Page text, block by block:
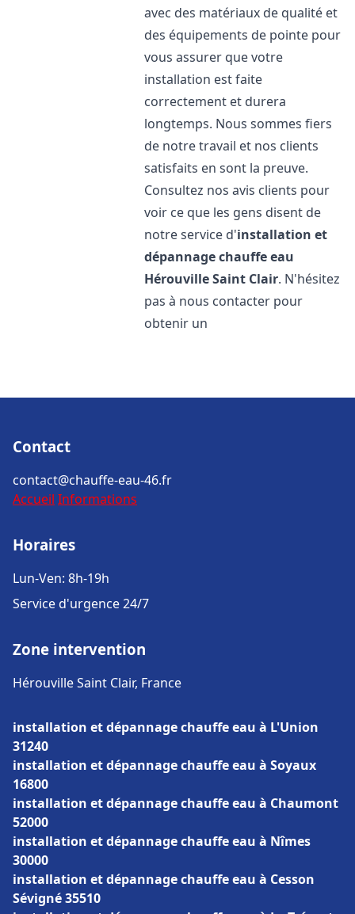
avec des matériaux de qualité et
des équipements de pointe pour
vous assurer que votre
installation est faite
correctement et durera
longtemps. Nous sommes fiers
de notre travail et nos clients
satisfaits en sont la preuve.
Consultez nos avis clients pour
voir ce que les gens disent de
notre service d'installation et
dépannage chauffe eau
Hérouville Saint Clair. N'hésitez
pas à nous contacter pour
obtenir un
Contact
contact@chauffe-eau-46.fr
Accueil Informations
Horaires
Lun-Ven: 8h-19h
Service d'urgence 24/7
Zone intervention
Hérouville Saint Clair, France
installation et dépannage chauffe eau à L'Union
31240
installation et dépannage chauffe eau à Soyaux
16800
installation et dépannage chauffe eau à Chaumont
52000
installation et dépannage chauffe eau à Nîmes
30000
installation et dépannage chauffe eau à Cesson
Sévigné 35510